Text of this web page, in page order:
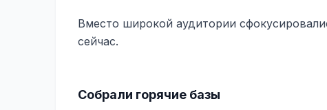
Вместо широкой аудитории
сейчас.
Собрали горячие базы